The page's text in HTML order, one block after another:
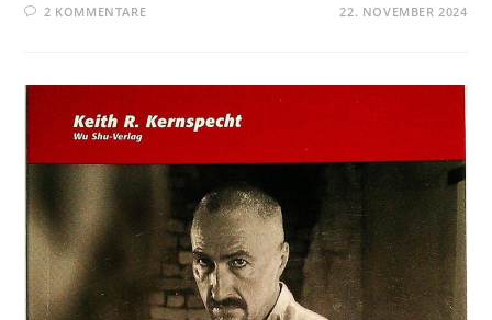
2 KOMMENTARE 22. NOVEMBER 2024